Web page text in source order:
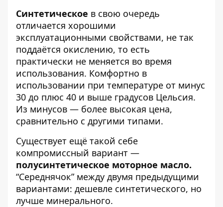
Синтетическое в свою очередь
отличается хорошими
эксплуатационными свойствами, не так
поддаётся окислению, то есть
практически не меняется во время
использования. Комфортно в
использовании при температуре от минус
30 до плюс 40 и выше градусов Цельсия.
Из минусов — более высокая цена,
сравнительно с другими типами.
Существует ещё такой себе
компромиссный вариант —
полусинтетическое моторное масло.
“Середнячок” между двумя предыдущими
вариантами: дешевле синтетического, но
лучше минерального.